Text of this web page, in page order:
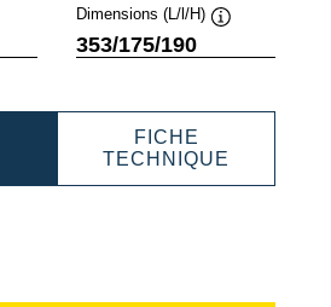
Dimensions (L/l/H)
353/175/190
PROFESSIONAL
FICHE
TECHNIQUE